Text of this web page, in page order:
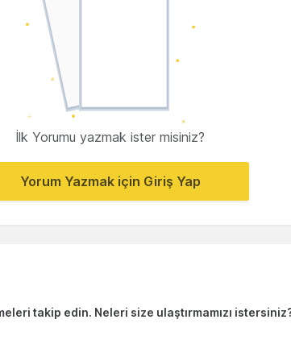
İlk Yorumu yazmak ister misiniz?
Yorum Yazmak için Giriş Yap
takip edin. Neleri size ulaştırmamızı